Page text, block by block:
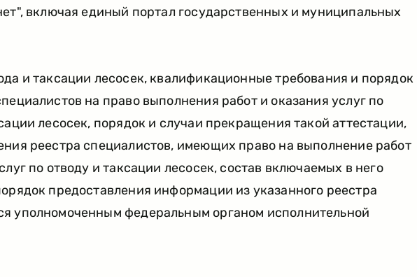
включая единый портал государственных и муниципальных
и таксации лесосек, квалификационные требования и порядок
на право выполнения работ и оказания услуг по
лесосек, порядок и случаи прекращения такой аттестации,
реестра специалистов, имеющих право на выполнение работ
по отводу и таксации лесосек, состав включаемых в него
предоставления информации из указанного реестра
уполномоченным федеральным органом исполнительной